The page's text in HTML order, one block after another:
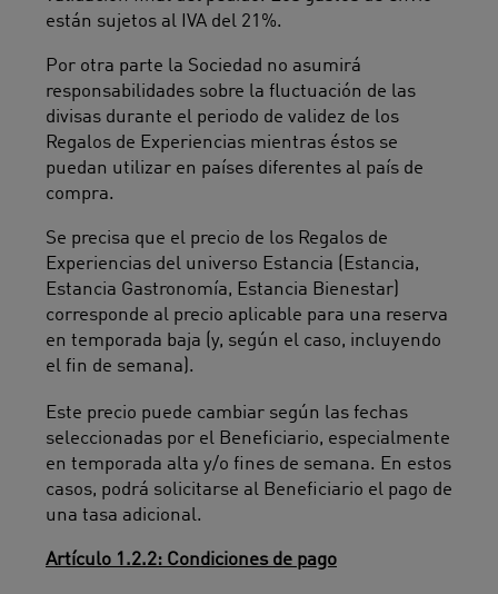
están sujetos al IVA del 21%.
Por otra parte la Sociedad no asumirá
responsabilidades sobre la fluctuación de las
divisas durante el periodo de validez de los
Regalos de Experiencias mientras éstos se
puedan utilizar en países diferentes al país de
compra.
Se precisa que el precio de los Regalos de
Experiencias del universo Estancia (Estancia,
Estancia Gastronomía, Estancia Bienestar)
corresponde al precio aplicable para una reserva
en temporada baja (y, según el caso, incluyendo
el fin de semana).
Este precio puede cambiar según las fechas
seleccionadas por el Beneficiario, especialmente
en temporada alta y/o fines de semana. En estos
casos, podrá solicitarse al Beneficiario el pago de
una tasa adicional.
Artículo 1.2.2: Condiciones de pago